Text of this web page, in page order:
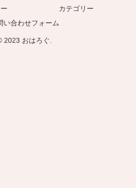
カテゴリー
い合わせフォーム
2023 おはろぐ.